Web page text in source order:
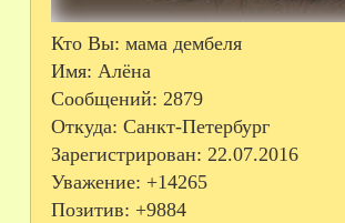
Кто Вы: мама дембеля
Имя: Алёна
Сообщений: 2879
Откуда: Санкт-Петербург
Зарегистрирован: 22.07.2016
Уважение: +14265
Позитив: +9884